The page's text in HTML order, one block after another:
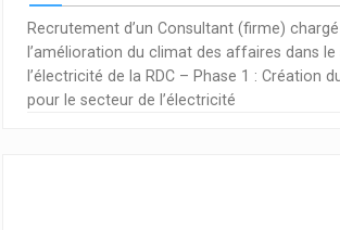
Recrutement d’un Consultant (firme)
l’amélioration du climat des affaires dans
l’électricité de la RDC – Phase 1 : Création
pour le secteur de l’électricité